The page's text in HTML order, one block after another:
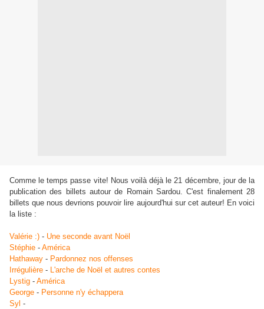
Comme le temps passe vite! Nous voilà déjà le 21 décembre, jour de la
publication des billets autour de Romain Sardou. C'est finalement 28
billets que nous devrions pouvoir lire aujourd'hui sur cet auteur! En voici
la liste :
Valérie :) - Une seconde avant Noël
Stéphie - América
Hathaway - Pardonnez nos offenses
Irrégulière - L'arche de Noël et autres contes
Lystig - América
George - Personne n'y échappera
Syl -